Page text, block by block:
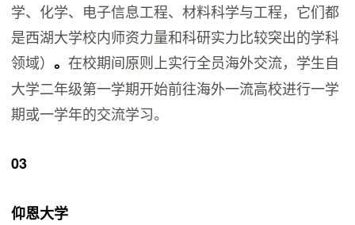
学、化学、电子信息工程、材料科学与工程，它们都
是西湖大学校内师资力量和科研实力比较突出的学科
领域）。在校期间原则上实行全员海外交流，学生自
大学二年级第一学期开始前往海外一流高校进行一学
期或一学年的交流学习。
03
仰恩大学